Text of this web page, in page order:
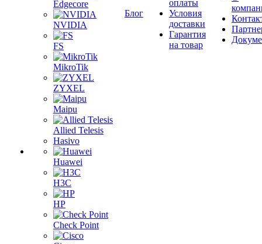
Edgecore
NVIDIA
FS
MikroTik
ZYXEL
Maipu
Allied Telesis
Hasivo
Huawei
H3C
HP
Check Point
Блог
оплаты
Условия
доставки
Гарантия
на товар